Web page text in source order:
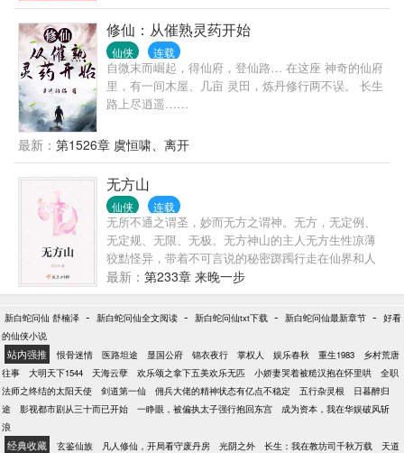
修仙：从催熟灵药开始
仙侠 连载
自微末而崛起，得仙府，登仙路… 在这座 神奇的仙府
里，有一间木屋、几亩 灵田，炼丹修行两不误。 长生
路上尽逍遥……
最新： 第1526章 虞恒啸、离开
无方山
仙侠 连载
无所不通之谓圣，妙而无方之谓神。无方，无定例、
无定规、无限、无极。无方神山的主人无方生性凉薄
狡黠怪异，带着不可言说的秘密踯躅行走在仙界和人
间，一举一动一言一行，风生水起、仙人侧目！他是
唯一没有命簿的仙，拥有无法无天、变幻莫测的未
来！
最新： 第233章 来晚一步
新白蛇问仙 舒楠泽 - 新白蛇问仙全文阅读 - 新白蛇问仙txt下载 - 新白蛇问仙最新章节 - 好看
的仙侠小说
站内强推 恨骨迷情 医路坦途 显国公府 锦衣夜行 掌权人 娱乐春秋 重生1983
乡村荒唐
往事
大明天下1544 天海云孽 欢乐颂之拿下五美欢乐无匹 小娇妻哭着被糙汉抱在怀里哄
全职
法师之终结的太阳天使
剑道第一仙 佣兵大佬的精神状态有亿点不稳定 五行杂灵根
日暮醉归
途
影视都市剧从三十而已开始 一睁眼，被偏执太子强行抱回东宫
成为资本，我在华娱破风斩
浪
经典收藏 玄鉴仙族 凡人修仙，开局看守废丹房 光阴之外 长生：我在教坊司千秋万载
天道